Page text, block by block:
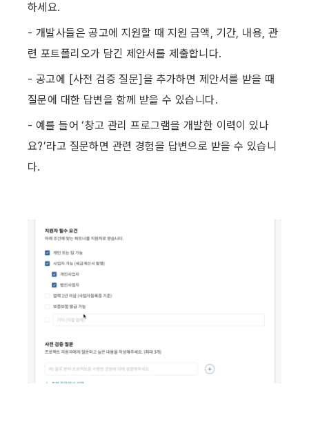
하세요.
- 개발사들은 공고에 지원할 때 지원 금액, 기간, 내용, 관
련 포트폴리오가 담긴 제안서를 제출합니다.
- 공고에 [사전 검증 질문]을 추가하면 제안서를 받을 때
질문에 대한 답변을 함께 받을 수 있습니다.
- 예를 들어 ‘창고 관리 프로그램을 개발한 이력이 있나
요?’라고 질문하면 관련 경험을 답변으로 받을 수 있습니
다. ​